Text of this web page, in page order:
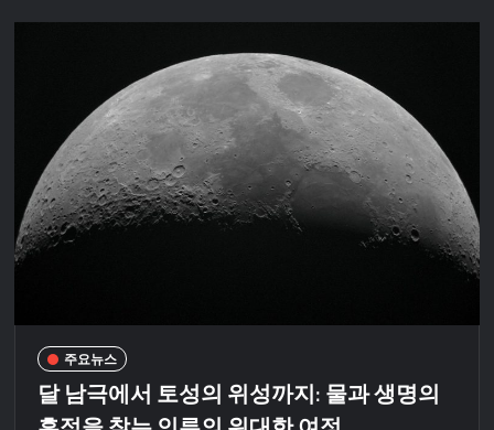
주요뉴스
달 남극에서 토성의 위성까지: 물과 생명의